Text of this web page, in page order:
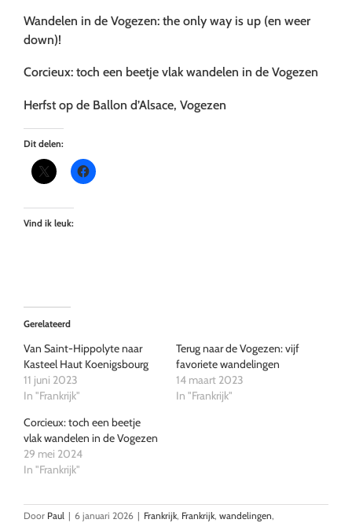
Wandelen in de Vogezen: the only way is up (en weer
down)!
Corcieux: toch een beetje vlak wandelen in de Vogezen
Herfst op de Ballon d’Alsace, Vogezen
Dit delen:
Vind ik leuk:
Gerelateerd
Van Saint-Hippolyte naar
Kasteel Haut Koenigsbourg
11 juni 2023
In "Frankrijk"
Terug naar de Vogezen: vijf
favoriete wandelingen
14 maart 2023
In "Frankrijk"
Corcieux: toch een beetje
vlak wandelen in de Vogezen
29 mei 2024
In "Frankrijk"
Door Paul | 6 januari 2026 | Frankrijk, Frankrijk, wandelingen,